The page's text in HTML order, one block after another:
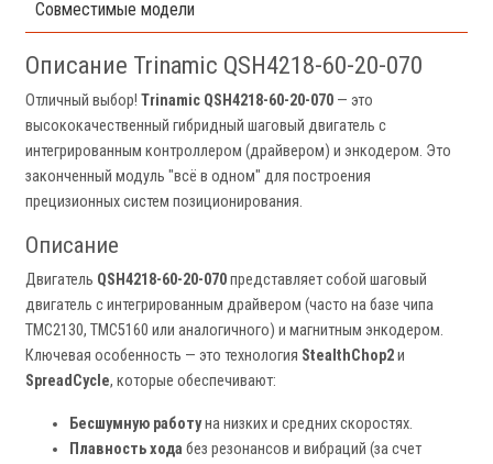
Совместимые модели
Описание Trinamic QSH4218-60-20-070
Отличный выбор! Trinamic QSH4218-60-20-070 — это
высококачественный гибридный шаговый двигатель с
интегрированным контроллером (драйвером) и энкодером. Это
законченный модуль "всё в одном" для построения
прецизионных систем позиционирования.
Описание
Двигатель QSH4218-60-20-070представляет собой шаговый
двигатель с интегрированным драйвером (часто на базе чипа
TMC2130, TMC5160 или аналогичного) и магнитным энкодером.
Ключевая особенность — это технология StealthChop2и
SpreadCycle, которые обеспечивают:
Бесшумную работуна низких и средних скоростях.
Плавность хода без резонансов и вибраций (за счет